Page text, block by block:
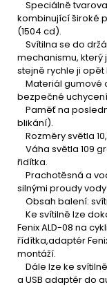
Speciálně
kombinující široké
(1504 cd).
Svítilna se do
mechanismu, který
stejně rychle ji
Materiál gumové
bezpečné
Paměť na
blikání).
Rozměry světla
Váha světla 109
řidítka.
Prachotěsná a
silnými proudy
Obsah balení:
Ke svítilně lze
Fenix ALD-08 na
řídítka,adaptér
montáží.
Dále lze ke
a USB adaptér do